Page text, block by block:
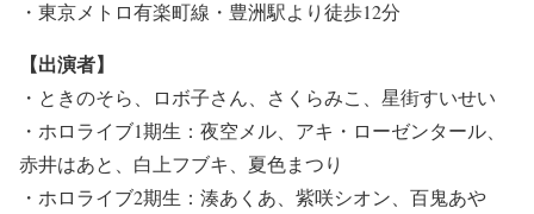
・東京メトロ有楽町線・豊洲駅より徒歩12分
【出演者】
・ときのそら、ロボ⼦さん、さくらみこ、星街すいせい
・ホロライブ1期⽣：夜空メル、アキ・ローゼンタール、
⾚井はあと、⽩上フブキ、夏⾊まつり
・ホロライブ2期⽣：湊あくあ、紫咲シオン、百⻤あや